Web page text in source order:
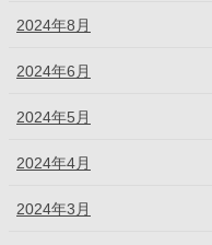
2024年8月
2024年6月
2024年5月
2024年4月
2024年3月